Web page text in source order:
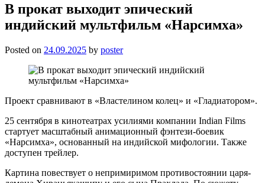
В прокат выходит эпический
индийский мультфильм «Нарсимха»
Posted on 24.09.2025 by poster
Проект сравнивают в «Властелином колец» и «Гладиатором».
25 сентября в кинотеатрах усилиями компании Indian Films
стартует масштабный анимационный фэнтези-боевик
«Нарсимха», основанный на индийской мифологии. Также
доступен трейлер.
Картина повествует о непримиримом противостоянии царя-